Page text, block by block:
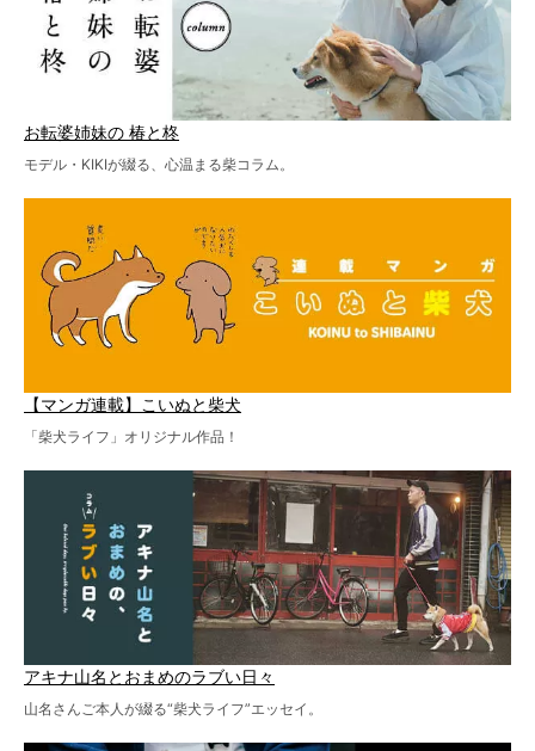
お転婆姉妹の 椿と柊
モデル・KIKIが綴る、心温まる柴コラム。
【マンガ連載】こいぬと柴犬
「柴犬ライフ」オリジナル作品！
アキナ山名とおまめのラブい日々
山名さんご本人が綴る“柴犬ライフ”エッセイ。